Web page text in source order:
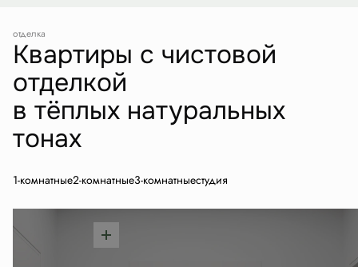
отделка
Квартиры с чистовой
отделкой
в тёплых натуральных
тонах
1-комнатные2-комнатные3-комнатныестудия